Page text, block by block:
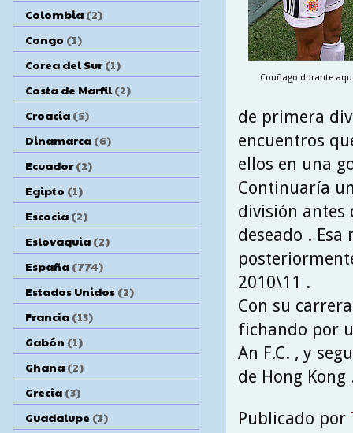
Couñago durante
de primera
encuentros
ellos en una
Continuaría
división antes
deseado .
2010\11 .
Con su
fichando por
An F.C. , y
de Hong Kong
Publicado por
Colombia (2)
Congo (1)
Corea del Sur (1)
Costa de Marfil (2)
Croacia (5)
Dinamarca (6)
Ecuador (2)
Egipto (1)
Escocia (2)
Eslovaquia (2)
España (774)
Estados Unidos (2)
Francia (13)
Gabón (1)
Ghana (2)
Grecia (3)
Guadalupe (1)